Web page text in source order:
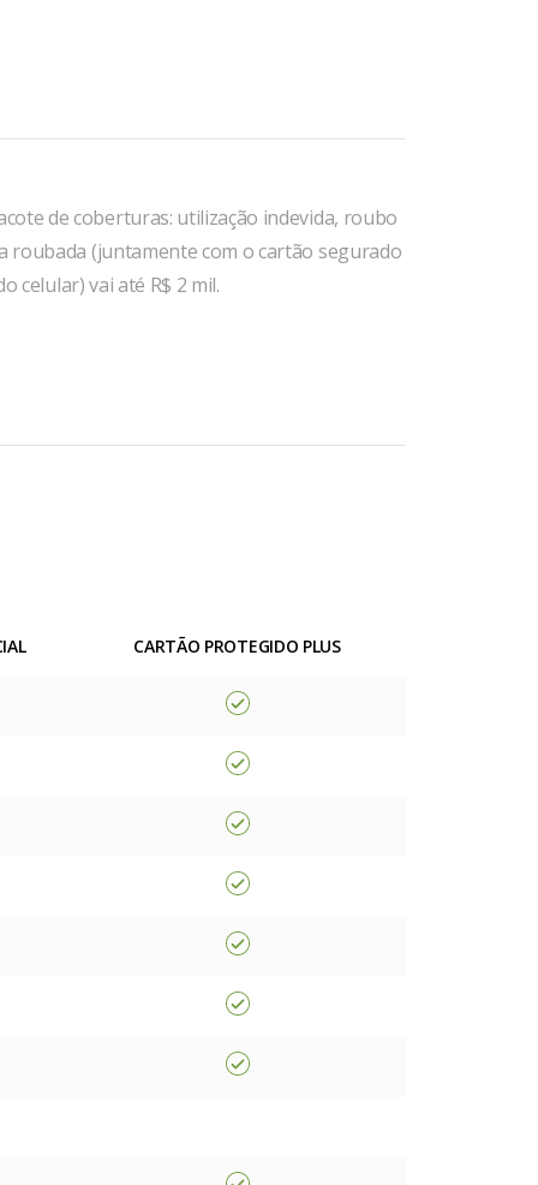
de coberturas: utilização indevida, roubo
roubada (juntamente com o cartão segurado
celular) vai até R$ 2 mil.
CARTÃO PROTEGIDO PLUS